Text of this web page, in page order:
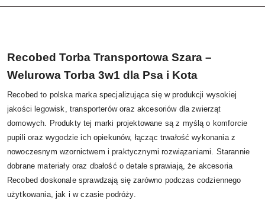
Recobed Torba Transportowa Szara –
Welurowa Torba 3w1 dla Psa i Kota
Recobed to polska marka specjalizująca się w produkcji wysokiej
jakości legowisk, transporterów oraz akcesoriów dla zwierząt
domowych. Produkty tej marki projektowane są z myślą o komforcie
pupili oraz wygodzie ich opiekunów, łącząc trwałość wykonania z
nowoczesnym wzornictwem i praktycznymi rozwiązaniami. Starannie
dobrane materiały oraz dbałość o detale sprawiają, że akcesoria
Recobed doskonale sprawdzają się zarówno podczas codziennego
użytkowania, jak i w czasie podróży.